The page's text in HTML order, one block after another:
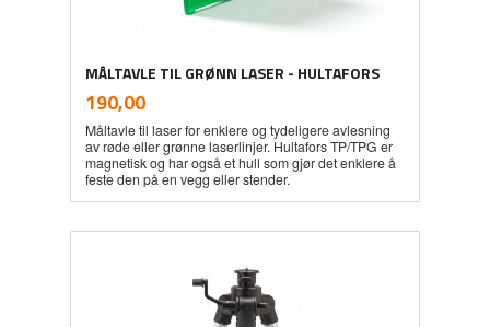
MÅLTAVLE TIL GRØNN LASER - HULTAFORS
Pris
190,00mva.
Måltavle til laser for enklere og tydeligere avlesning
av røde eller grønne laserlinjer. Hultafors TP/TPG er
magnetisk og har også et hull som gjør det enklere å
feste den på en vegg eller stender.